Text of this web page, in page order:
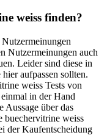
weiss finden?
Nutzermeinungen auch
Leider sind diese in
aufpassen sollten.
weiss Tests von
in der Hand
Aussage über das
buechervitrine weiss
der Kaufentscheidung